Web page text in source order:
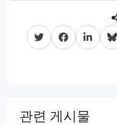
관련 게시물